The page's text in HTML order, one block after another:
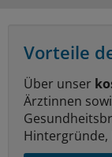
Vorteile
Über unser
Ärztinnen
Hintergründe,